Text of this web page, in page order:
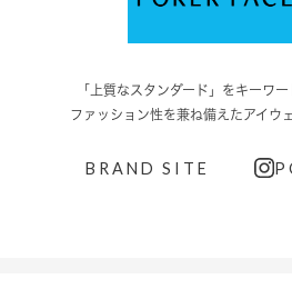
「上質なスタンダード」をキーワ
ファッション性を兼ね備えたアイウ
BRAND SITE